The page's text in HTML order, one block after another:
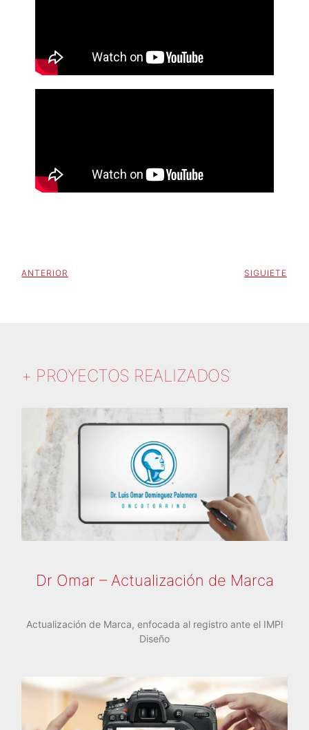
ANTERIOR SIGUIETE
+ PROYECTOS REALIZADOS
Dr Omar – Actualización de Marca
Actualización de Marca, enfocada al registro ante el IMPI
Diseño